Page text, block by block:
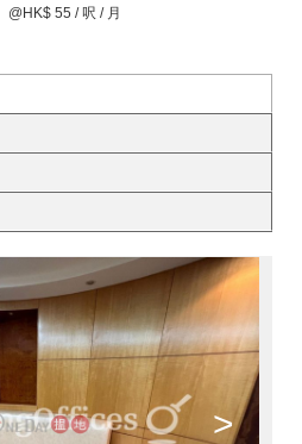
@HK$ 55 / 呎 / 月
>